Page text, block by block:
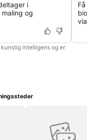
i
og
intelligens og er